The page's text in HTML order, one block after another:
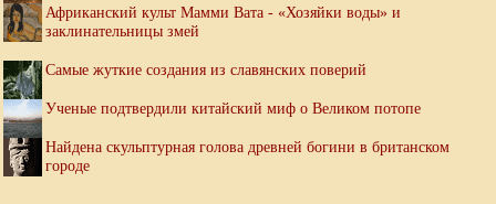
Африканский культ Мамми Вата - «Хозяйки воды» и
заклинательницы змей
Самые жуткие создания из славянских поверий
Ученые подтвердили китайский миф о Великом потопе
Найдена скульптурная голова древней богини в британском
городе